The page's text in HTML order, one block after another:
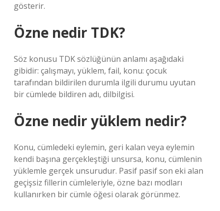
gösterir.
Özne nedir TDK?
Söz konusu TDK sözlüğünün anlamı aşağıdaki
gibidir: çalışmayı, yüklem, fail, konu: çocuk
tarafından bildirilen durumla ilgili durumu uyutan
bir cümlede bildiren adı, dilbilgisi.
Özne nedir yüklem nedir?
Konu, cümledeki eylemin, geri kalan veya eylemin
kendi başına gerçekleştiği unsursa, konu, cümlenin
yüklemle gerçek unsurudur. Pasif pasif son eki alan
geçişsiz fillerin cümleleriyle, özne bazı modları
kullanırken bir cümle öğesi olarak görünmez.